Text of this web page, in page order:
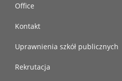
Office
Kontakt
Uprawnienia szkół publicznych
Rekrutacja